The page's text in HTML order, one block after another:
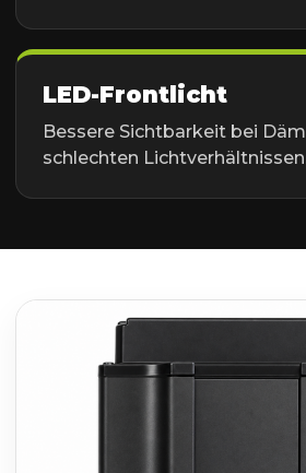
LED-Frontlicht
Bessere Sichtbarkeit bei
schlechten